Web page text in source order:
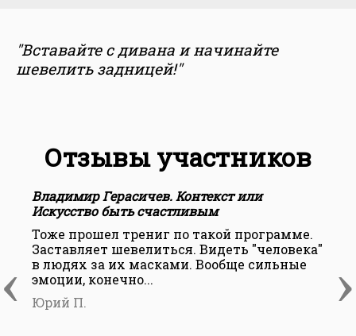
"Вставайте с дивана и начинайте
шевелить задницей!"
Отзывы участников
‹ ›
Владимир Герасичев. Контекст или
Искусство быть счастливым
Тоже прошел трениг по такой программе.
Заставляет шевелиться. Видеть "человека"
в людях за их масками. Вообще сильные
эмоции, конечно...
Юрий П.